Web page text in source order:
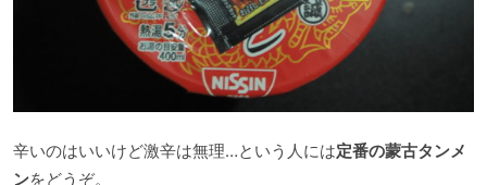
辛いのはいいけど激辛は無理…という人には定番の蒙古タンメ
ンをどうぞ。